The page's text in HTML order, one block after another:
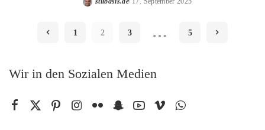
Posted
1 2 3 … 5
Wir in den Sozialen Medien